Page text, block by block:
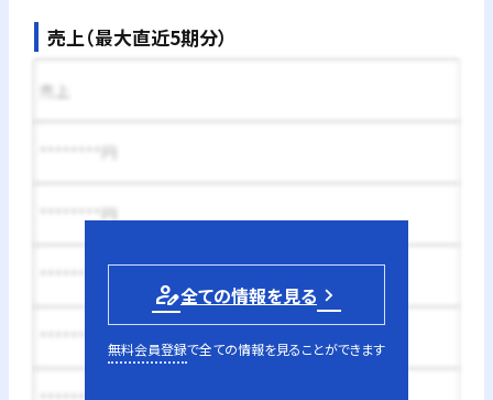
売上（最大直近5期分）
売上
********円
********円
********円
person_edit全ての情報を見る
無料会員登録で全ての情報を見ることができます